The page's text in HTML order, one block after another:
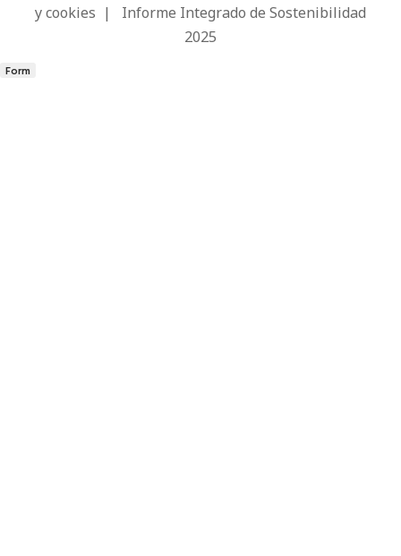
y cookies | Informe Integrado de Sostenibilidad
2025
Form